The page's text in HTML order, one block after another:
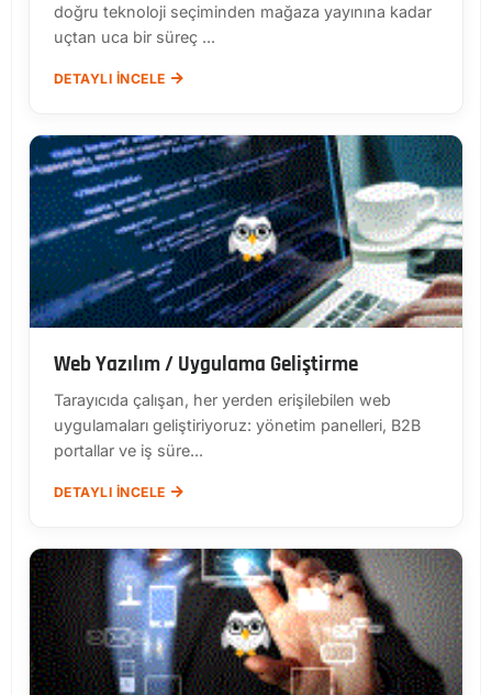
doğru teknoloji seçiminden mağaza yayınına kadar
uçtan uca bir süreç ...
DETAYLI İNCELE
Web Yazılım / Uygulama Geliştirme
Tarayıcıda çalışan, her yerden erişilebilen web
uygulamaları geliştiriyoruz: yönetim panelleri, B2B
portallar ve iş süre...
DETAYLI İNCELE